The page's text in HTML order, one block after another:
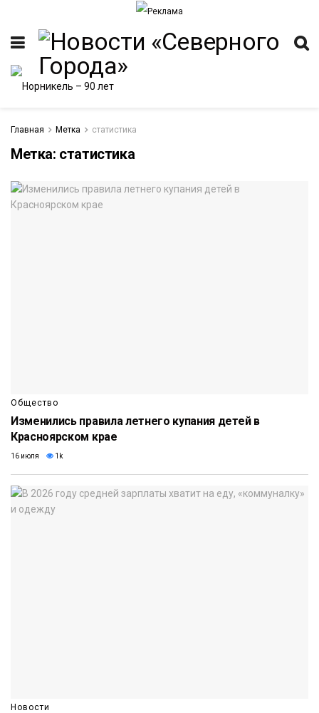
Главная Метка статистика
Метка: статистика
Общество
Изменились правила летнего купания детей в
Красноярском крае
16 июля 1k
Новости